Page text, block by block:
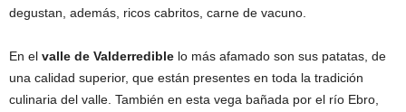
degustan, además, ricos cabritos, carne de vacuno.
En el valle de Valderredible lo más afamado son sus patatas, de
una calidad superior, que están presentes en toda la tradición
culinaria del valle. También en esta vega bañada por el río Ebro,